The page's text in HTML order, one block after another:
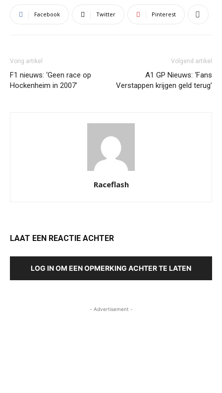
Facebook Twitter Pinterest
Vorig artikel
F1 nieuws: ‘Geen race op
Hockenheim in 2007’
Volgend artikel
A1 GP Nieuws: ‘Fans
Verstappen krijgen geld terug’
Raceflash
LAAT EEN REACTIE ACHTER
LOG IN OM EEN OPMERKING ACHTER TE LATEN
- Advertisement -